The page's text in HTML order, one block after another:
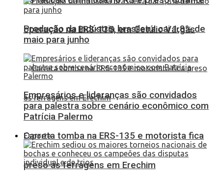
operação na ERS-135, em Getúlio Vargas
Carreta tomba na ERS-135 e motorista fica
preso às ferragens em Erechim
Produção da indústria brasileira cai 1,8% de
maio para junho
Empresários e lideranças são convidados
para palestra sobre cenário econômico com
Patrícia Palermo
Esporte